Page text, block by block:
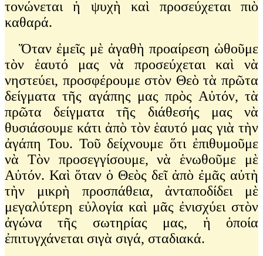
τονώνεται ἡ ψυχὴ καὶ προσεύχεται πιὸ
καθαρά.
Ὅταν ἐμεῖς μὲ ἀγαθὴ προαίρεση ὠθοῦμε
τὸν ἑαυτό μας νὰ προσεύχεται καὶ νὰ
νηστεύει, προσφέρουμε στὸν Θεὸ τὰ πρῶτα
δείγματα τῆς αγάπης μας πρὸς Αὐτόν, τὰ
πρῶτα δείγματα τῆς διάθεσής μας νὰ
θυσιάσουμε κάτι ἀπὸ τὸν ἑαυτό μας γιὰ τὴν
ἀγάπη Του. Τοῦ δείχνουμε ὅτι ἐπιθυμοῦμε
νὰ Τὸν προσεγγίσουμε, νὰ ἑνωθοῦμε μὲ
Αὐτόν. Καὶ ὅταν ὁ Θεὸς δεῖ ἀπὸ ἐμᾶς αὐτὴ
τὴν μικρὴ προσπάθεια, ἀνταποδίδει μὲ
μεγαλύτερη εὐλογία καὶ μᾶς ἐνισχύει στὸν
ἀγώνα τῆς σωτηρίας μας, ἡ ὁποία
ἐπιτυγχάνεται σιγὰ σιγά, σταδιακά.